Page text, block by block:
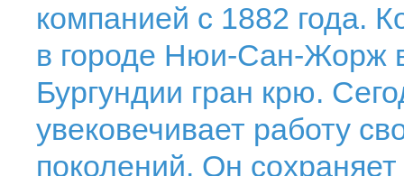
компанией с 1882 года.
в городе Нюи-Сан-Жорж
Бургундии гран крю.
увековечивает работу
поколений. Он